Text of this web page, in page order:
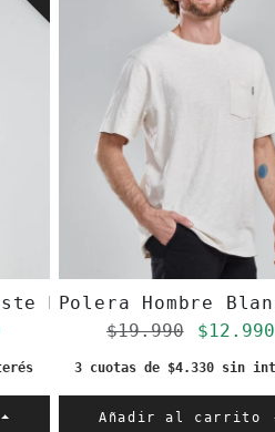
Manga Corta
de oferta
Polera Hombre
Precio regular
$19.990 $12.990
3 cuotas de $4.330 sin
Añadir al carrito